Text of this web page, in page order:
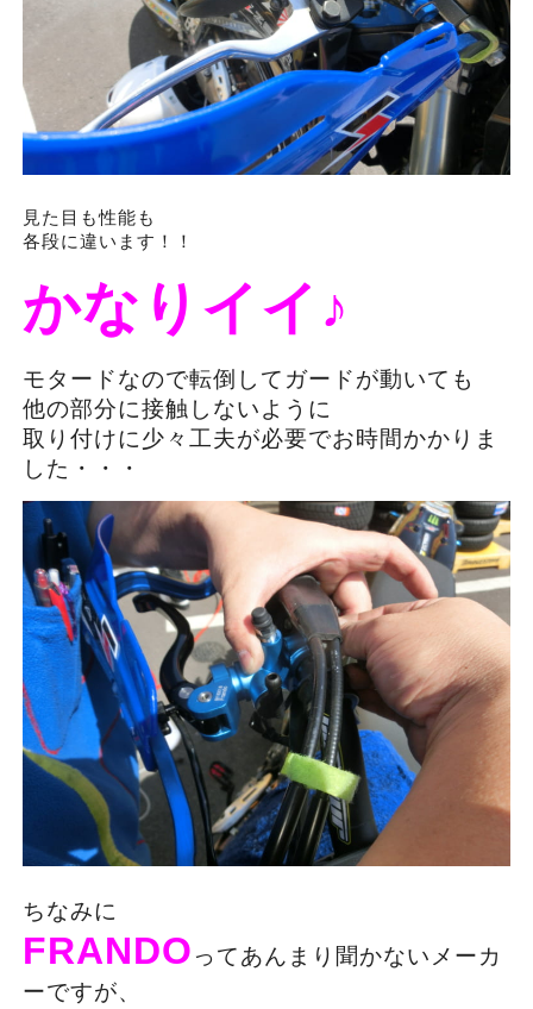
見た目も性能も
各段に違います！！
かなりイイ♪
モタードなので転倒してガードが動いても
他の部分に接触しないように
取り付けに少々工夫が必要でお時間かかりま
した・・・
ちなみに
FRANDO ってあんまり聞かないメーカ
ーですが、